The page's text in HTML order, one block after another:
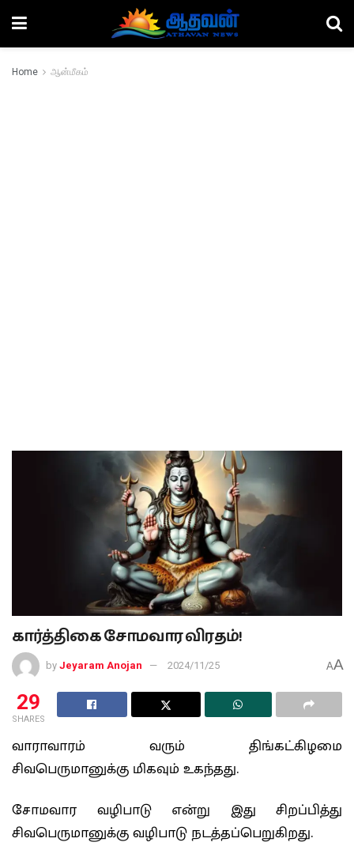
Home ஆன்மீகம்
கார்த்திகை சோமவார விரதம்!
by Jeyaram Anojan 2024/11/25 AA
29
SHARES
வாராவாரம் வரும் திங்கட்கிழமை
சிவபெருமானுக்கு மிகவும் உகந்தது.
சோமவார வழிபாடு என்று இது சிறப்பித்து
சிவபெருமானுக்கு வழிபாடு நடத்தப்பெறுகிறது.